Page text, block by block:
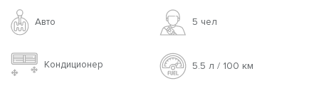
Авто 5 чел
Кондиционер 5.5 л / 100 км